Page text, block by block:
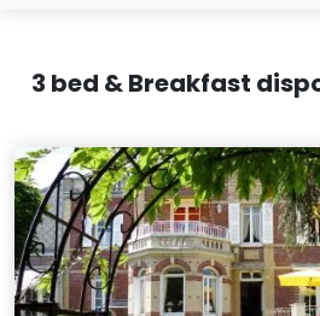
3 bed & Breakfast